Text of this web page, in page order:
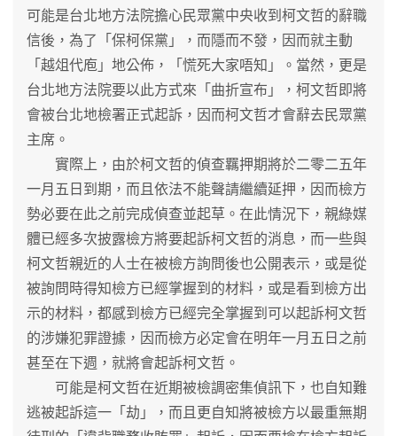
可能是台北地方法院擔心民眾黨中央收到柯文哲的辭職
信後，為了「保柯保黨」，而隱而不發，因而就主動
「越俎代庖」地公佈，「慌死大家唔知」。當然，更是
台北地方法院要以此方式來「曲折宣布」，柯文哲即將
會被台北地檢署正式起訴，因而柯文哲才會辭去民眾黨
主席。
實際上，由於柯文哲的偵查羈押期將於二零二五年
一月五日到期，而且依法不能聲請繼續延押，因而檢方
勢必要在此之前完成偵查並起草。在此情況下，親綠媒
體已經多次披露檢方將要起訴柯文哲的消息，而一些與
柯文哲親近的人士在被檢方詢問後也公開表示，或是從
被詢問時得知檢方已經掌握到的材料，或是看到檢方出
示的材料，都感到檢方已經完全掌握到可以起訴柯文哲
的涉嫌犯罪證據，因而檢方必定會在明年一月五日之前
甚至在下週，就將會起訴柯文哲。
可能是柯文哲在近期被檢調密集偵訊下，也自知難
逃被起訴這一「劫」，而且更自知將被檢方以最重無期